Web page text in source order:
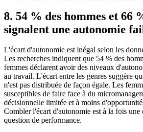
8. 54 % des hommes et 66
signalent une autonomie
L'écart d'autonomie est inégal selon les
Les recherches indiquent que 54 % des
femmes déclarent avoir des niveaux
au travail. L'écart entre les genres suggère
n'est pas distribuée de façon égale. Les
susceptibles de faire face à du
décisionnelle limitée et à moins
Combler l'écart d'autonomie est à la fois une
question de performance.